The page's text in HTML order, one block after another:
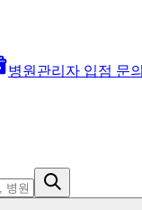
병원관리자 입점 문의